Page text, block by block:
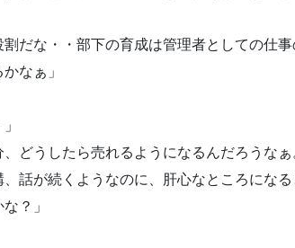
だな・・部下の育成は管理者としての仕事
なぁ」
どうしたら売れるようになるんだろうなぁ
話が続くようなのに、肝心なところにな
？」